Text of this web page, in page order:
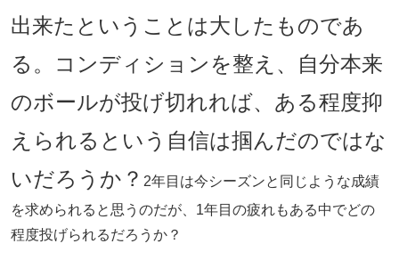
出来たということは大したものであ
る。コンディションを整え、自分本来
のボールが投げ切れれば、ある程度抑
えられるという自信は掴んだのではな
いだろうか？ 2年目は今シーズンと同じような成績
を求められると思うのだが、1年目の疲れもある中でどの
程度投げられるだろうか？